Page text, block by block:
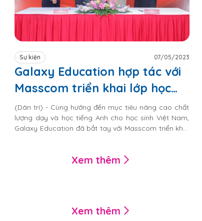
Sự kiện 07/05/2023
Galaxy Education hợp tác với
Masscom triển khai lớp học
tiếng Anh thông minh
(Dân trí) - Cùng hướng đến mục tiêu nâng cao chất
lượng dạy và học tiếng Anh cho học sinh Việt Nam,
Galaxy Education đã bắt tay với Masscom triển khai
Xem thêm
Xem thêm